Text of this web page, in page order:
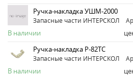
Ручка-накладка УШМ-2000
Запасные части ИНТЕРСКОЛ
В наличии
Ручка-накладка Р-82ТС
Запасные части ИНТЕРСКОЛ
В наличии